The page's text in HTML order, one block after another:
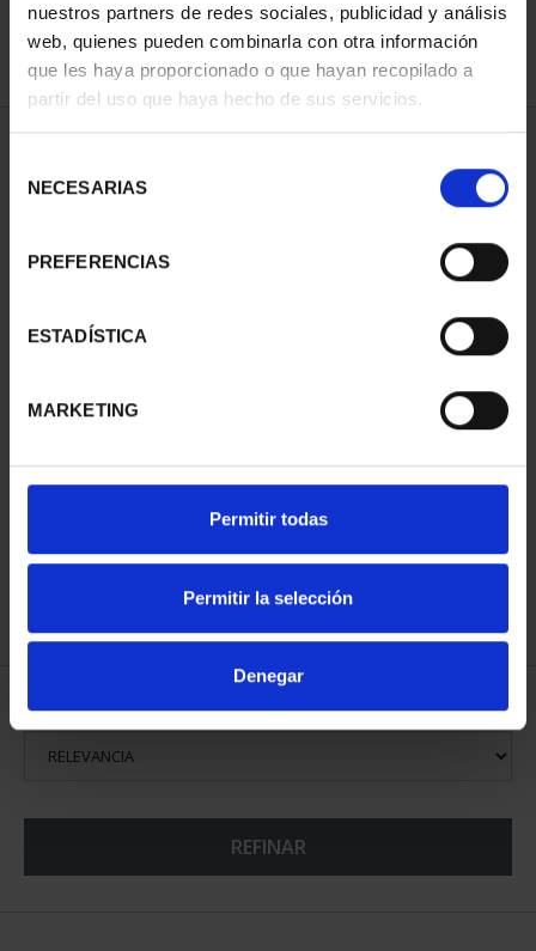
nuestros partners de redes sociales, publicidad y análisis
web, quienes pueden combinarla con otra información
que les haya proporcionado o que hayan recopilado a
partir del uso que haya hecho de sus servicios.
NECESARIAS
PREFERENCIAS
ESTADÍSTICA
MARKETING
Permitir todas
Permitir la selección
Denegar
REFINAR
CIUDADES PATRIMONIO
II - CUENCA
CIUDADES PATRIMONIO
III - TOLEDO
ORDENAR POR:
REFINAR